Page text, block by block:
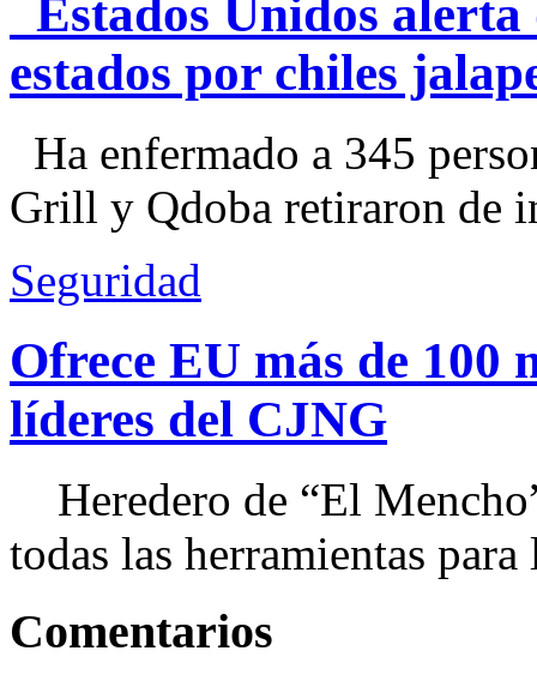
Estados Unidos alerta
estados por chiles
Ha enfermado a 345
Grill y Qdoba retiraron de
Seguridad
Ofrece EU más de 100
líderes del CJNG
Heredero de “El
todas las herramientas
Comentarios